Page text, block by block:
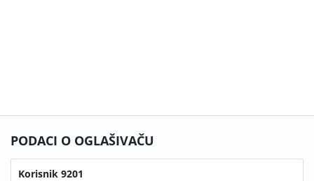
PODACI O OGLAŠIVAČU
Korisnik 9201